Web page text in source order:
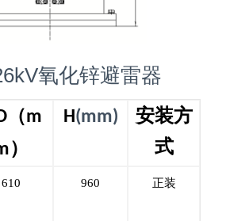
氧化锌避雷器
（m
）
H(mm)
安装方
式
610 960 正装